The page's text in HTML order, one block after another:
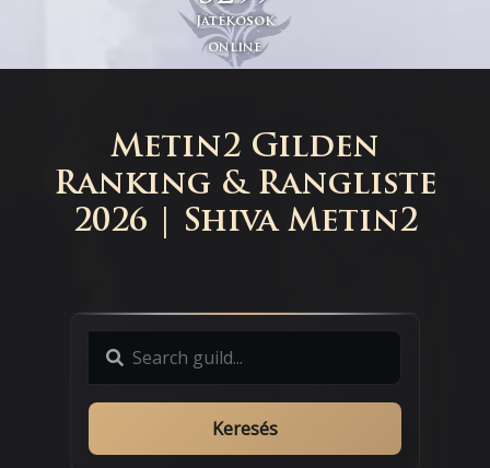
Játékosok
online
Metin2 Gilden
Ranking & Rangliste
2026 | Shiva Metin2
Keresés